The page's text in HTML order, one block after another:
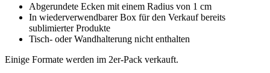
Abgerundete Ecken mit einem Radius von 1 cm
In wiederverwendbarer Box für den Verkauf bereits
sublimierter Produkte
Tisch- oder Wandhalterung nicht enthalten
Einige Formate werden im 2er-Pack verkauft.